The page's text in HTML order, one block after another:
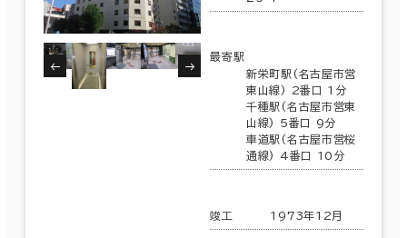
最寄駅
新栄町駅(名古屋市営
東山線) 2番口 1分
千種駅(名古屋市営東
山線) 5番口 9分
車道駅(名古屋市営桜
通線) 4番口 10分
竣工 1973年12月